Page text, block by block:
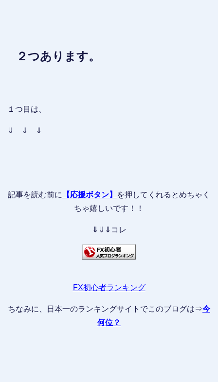
２つあります。
１つ目は、
⇓ ⇓ ⇓
記事を読む前に 【応援ボタン】
を押してくれるとめちゃく
ちゃ嬉しいです！！
⇓⇓⇓コレ
FX初心者ランキング
ちなみに、日本一のランキングサイトでこのブログは⇒今
何位？